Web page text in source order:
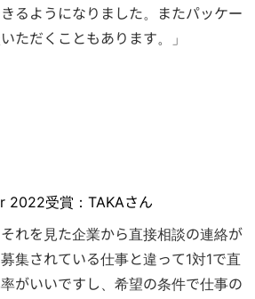
るようになりました。
またパッケー
ただくこともあります。」
2022受賞：TAKAさん
れを見た企業から直接相談の連絡が
集されている仕事と違って1対1で直
がいいですし、希望の条件で仕事の